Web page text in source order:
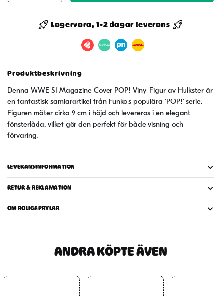
Magazine
Cover
Hulkster
9
cm
mängd
Lagervara, 1-2 dagar leverans
Produktbeskrivning
Denna WWE SI Magazine Cover POP! Vinyl Figur av Hulkster är
en fantastisk samlarartikel från Funko's populära 'POP!' serie.
Figuren mäter cirka 9 cm i höjd och levereras i en elegant
fönsterlåda, vilket gör den perfekt för både visning och
förvaring.
LEVERANSINFORMATION
RETUR & REKLAMATION
OM ROLIGAPRYLAR
ANDRA KÖPTE ÄVEN